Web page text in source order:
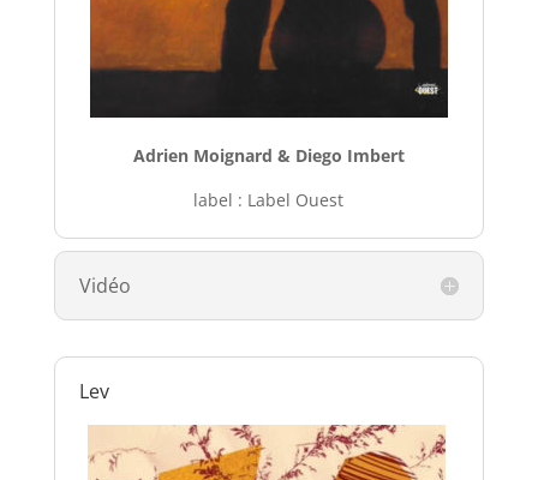
Adrien Moignard & Diego Imbert
label : Label Ouest
Vidéo
Lev